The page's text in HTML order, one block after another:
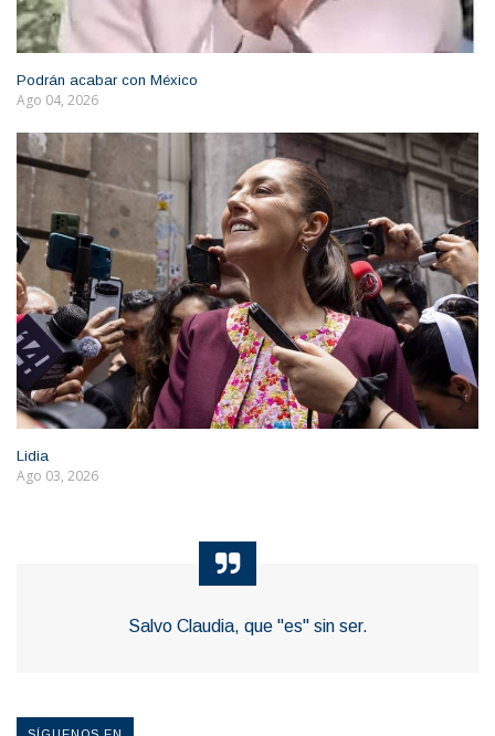
Podrán acabar con México
Ago 04, 2026
Lidia
Ago 03, 2026
Salvo Claudia, que "es" sin ser.